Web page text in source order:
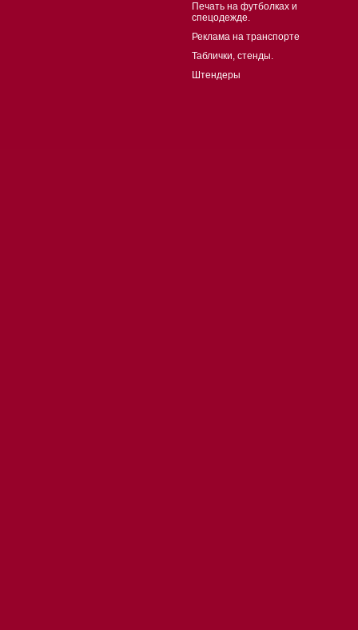
Печать на футболках и
спецодежде.
Реклама на транспорте
Таблички, стенды.
Штендеры